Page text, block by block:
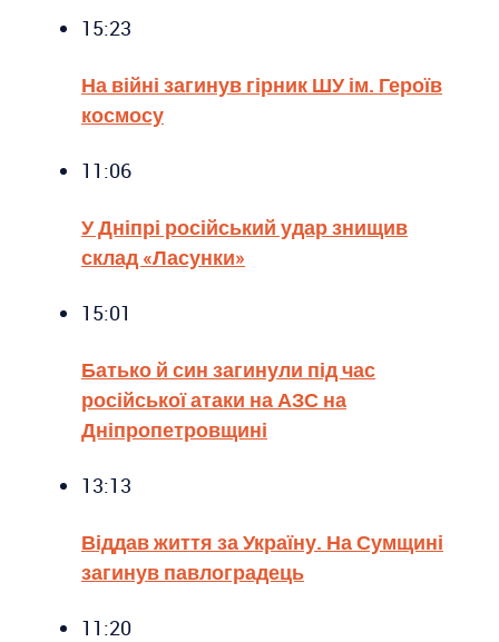
15:23
На війні загинув гірник ШУ ім. Героїв
космосу
11:06
У Дніпрі російський удар знищив
склад «Ласунки»
15:01
Батько й син загинули під час
російської атаки на АЗС на
Дніпропетровщині
13:13
Віддав життя за Україну. На Сумщині
загинув павлоградець
11:20